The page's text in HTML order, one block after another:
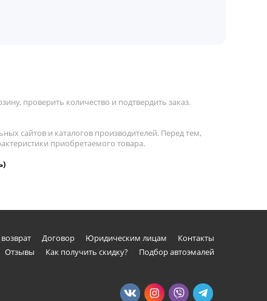
проверить количество и подтвердить заказ.
сайтов и каталогов производителей. Перед тем,
приобретаемого товара.
Договор Юридическим лицам
Контакты
Отзывы Как получить скидку? Подбор автоэмалей